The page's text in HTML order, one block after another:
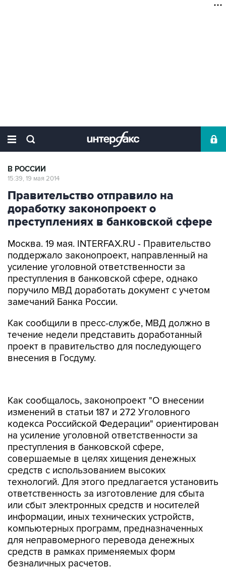
В РОССИИ
15:39, 19 мая 2014
Правительство отправило на
доработку законопроект о
преступлениях в банковской сфере
Москва. 19 мая. INTERFAX.RU - Правительство
поддержало законопроект, направленный на
усиление уголовной ответственности за
преступления в банковской сфере, однако
поручило МВД доработать документ с учетом
замечаний Банка России.
Как сообщили в пресс-службе, МВД должно в
течение недели представить доработанный
проект в правительство для последующего
внесения в Госдуму.
кодекса Российской Федерации" ориентирован
на усиление уголовной ответственности за
преступления в банковской сфере,
совершаемые в целях хищения денежных
средств с использованием высоких
технологий. Для этого предлагается установить
ответственность за изготовление для сбыта
или сбыт электронных средств и носителей
информации, иных технических устройств,
компьютерных программ, предназначенных
для неправомерного перевода денежных
средств в рамках применяемых форм
безналичных расчетов.
Изменения связаны с увеличением количества